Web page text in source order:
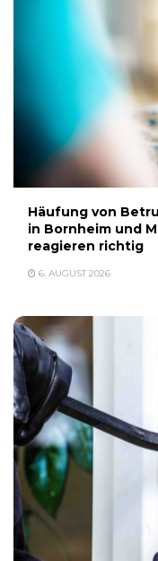
Häufung von
in Bornheim und
reagieren richtig
6. AUGUST 2026